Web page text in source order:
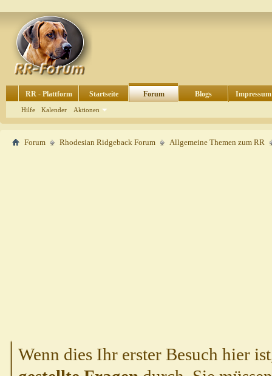
RR - Plattform Startseite Forum
Hilfe Kalender Aktionen
Blogs Impressum
Forum Rhodesian Ridgeback Forum Allgemeine Themen zum RR
Wenn dies Ihr erster Besuch hier